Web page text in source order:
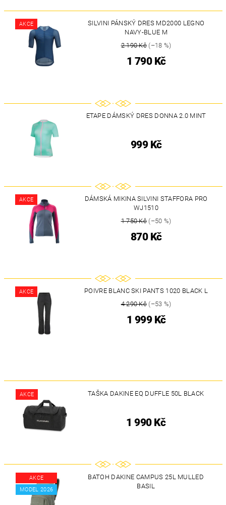
AKCE
SILVINI PÁNSKÝ DRES MD2000 LEGNO
NAVY-BLUE M
2 190 Kč(–18 %)
1 790 Kč
ETAPE DÁMSKÝ DRES DONNA 2.0 MINT
999 Kč
AKCE
DÁMSKÁ MIKINA SILVINI STAFFORA PRO
WJ1510
1 750 Kč(–50 %)
870 Kč
AKCE
POIVRE BLANC SKI PANTS 1020 BLACK L
4 290 Kč(–53 %)
1 999 Kč
AKCE TAŠKA DAKINE EQ DUFFLE 50L BLACK
1 990 Kč
AKCE
MODEL 2026
BATOH DAKINE CAMPUS 25L MULLED
BASIL